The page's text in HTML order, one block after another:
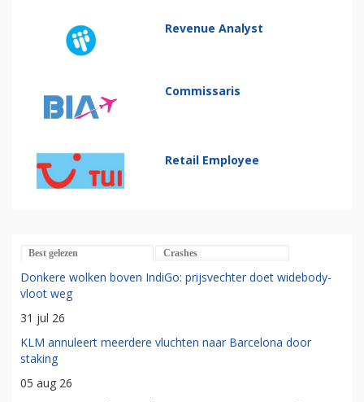
Revenue Analyst
Commissaris
Retail Employee
Best gelezen Crashes
Donkere wolken boven IndiGo: prijsvechter doet widebody-
vloot weg
31 jul 26
KLM annuleert meerdere vluchten naar Barcelona door
staking
05 aug 26